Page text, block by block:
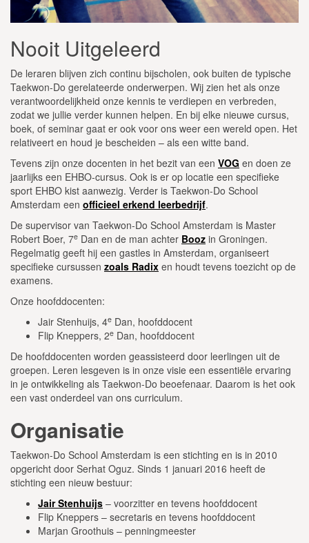
Nooit Uitgeleerd
De leraren blijven zich continu bijscholen, ook buiten de typische
Taekwon-Do gerelateerde onderwerpen. Wij zien het als onze
verantwoordelijkheid onze kennis te verdiepen en verbreden,
zodat we jullie verder kunnen helpen. En bij elke nieuwe cursus,
boek, of seminar gaat er ook voor ons weer een wereld open. Het
relativeert en houd je bescheiden – als een witte band.
Tevens zijn onze docenten in het bezit van een VOG en doen ze
jaarlijks een EHBO-cursus. Ook is er op locatie een specifieke
sport EHBO kist aanwezig. Verder is Taekwon-Do School
Amsterdam een officieel erkend leerbedrijf.
De supervisor van Taekwon-Do School Amsterdam is Master
Robert Boer, 7e Dan en de man achter Booz in Groningen.
Regelmatig geeft hij een gastles in Amsterdam, organiseert
specifieke cursussen zoals Radix en houdt tevens toezicht op de
examens.
Onze hoofddocenten:
Jair Stenhuijs, 4e Dan, hoofddocent
Flip Kneppers, 2e Dan, hoofddocent
De hoofddocenten worden geassisteerd door leerlingen uit de
groepen. Leren lesgeven is in onze visie een essentiële ervaring
in je ontwikkeling als Taekwon-Do beoefenaar. Daarom is het ook
een vast onderdeel van ons curriculum.
Organisatie
Taekwon-Do School Amsterdam is een stichting en is in 2010
opgericht door Serhat Oguz. Sinds 1 januari 2016 heeft de
stichting een nieuw bestuur:
Jair Stenhuijs – voorzitter en tevens hoofddocent
Flip Kneppers – secretaris en tevens hoofddocent
Marjan Groothuis – penningmeester